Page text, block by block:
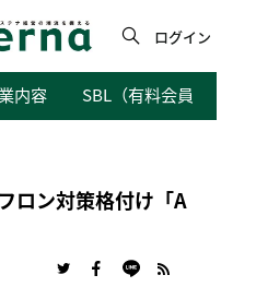
ログイン
内容 SBL（有料会員向けサ
ロン対策格付け「A